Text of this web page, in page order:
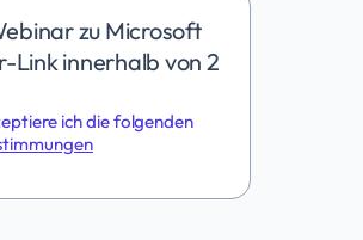
zu Microsoft
Link innerhalb von 2
ich die folgenden